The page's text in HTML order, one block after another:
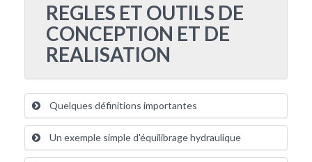
REGLES ET OUTILS DE
CONCEPTION ET DE
REALISATION
Quelques définitions importantes
Un exemple simple d'équilibrage hydraulique